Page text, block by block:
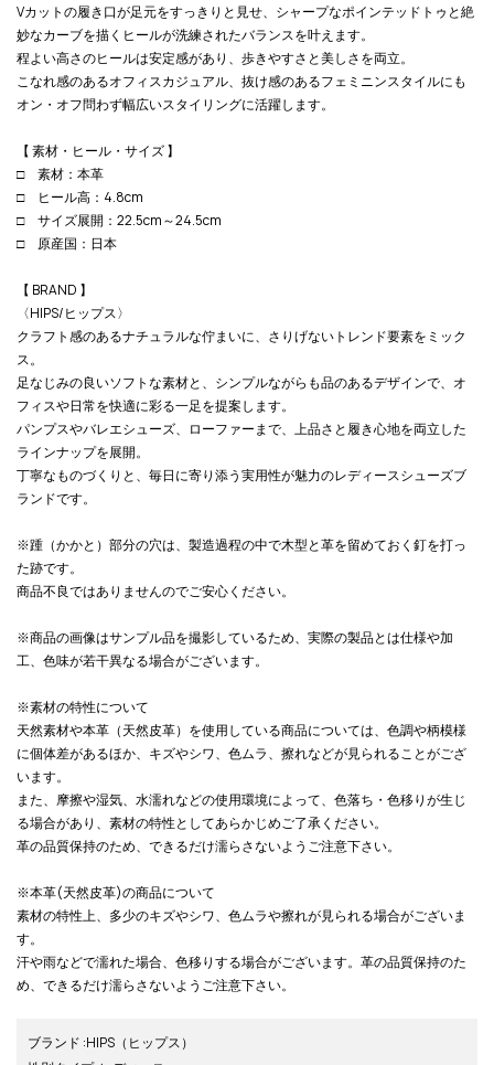
Vカットの履き口が足元をすっきりと見せ、シャープなポインテッドトゥと絶
妙なカーブを描くヒールが洗練されたバランスを叶えます。
程よい高さのヒールは安定感があり、歩きやすさと美しさを両立。
こなれ感のあるオフィスカジュアル、抜け感のあるフェミニンスタイルにも
オン・オフ問わず幅広いスタイリングに活躍します。
【 素材・ヒール・サイズ 】
□ 素材：本革
□ ヒール高：4.8cm
□ サイズ展開：22.5cm～24.5cm
□ 原産国：日本
【 BRAND 】
〈HIPS/ヒップス〉
クラフト感のあるナチュラルな佇まいに、さりげないトレンド要素をミック
ス。
足なじみの良いソフトな素材と、シンプルながらも品のあるデザインで、オ
フィスや日常を快適に彩る一足を提案します。
パンプスやバレエシューズ、ローファーまで、上品さと履き心地を両立した
ラインナップを展開。
丁寧なものづくりと、毎日に寄り添う実用性が魅力のレディースシューズブ
ランドです。
※踵（かかと）部分の穴は、製造過程の中で木型と革を留めておく釘を打っ
た跡です。
商品不良ではありませんのでご安心ください。
※商品の画像はサンプル品を撮影しているため、実際の製品とは仕様や加
工、色味が若干異なる場合がございます。
※素材の特性について
天然素材や本革（天然皮革）を使用している商品については、色調や柄模様
に個体差があるほか、キズやシワ、色ムラ、擦れなどが見られることがござ
います。
また、摩擦や湿気、水濡れなどの使用環境によって、色落ち・色移りが生じ
る場合があり、素材の特性としてあらかじめご了承ください。
革の品質保持のため、できるだけ濡らさないようご注意下さい。
※本革(天然皮革)の商品について
素材の特性上、多少のキズやシワ、色ムラや擦れが見られる場合がございま
す。
汗や雨などで濡れた場合、色移りする場合がございます。革の品質保持のた
め、できるだけ濡らさないようご注意下さい。
ブランド :HIPS （ヒップス）